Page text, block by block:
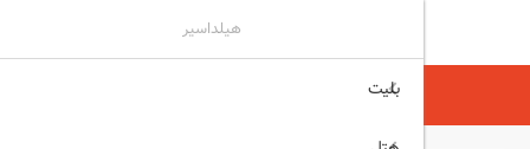
هیلداسیر
هیلداسیر
بلیت